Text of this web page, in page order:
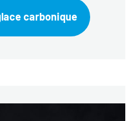
carbonique